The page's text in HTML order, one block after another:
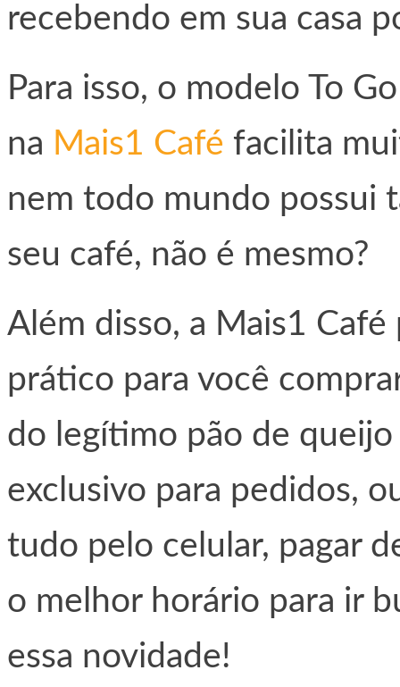
recebendo em sua casa
Para isso, o modelo To
na Mais1 Café facilita
nem todo mundo possui
seu café, não é mesmo?
Além disso, a Mais1
prático para você
do legítimo pão de
exclusivo para pedidos,
tudo pelo celular, pagar
o melhor horário para ir
essa novidade!